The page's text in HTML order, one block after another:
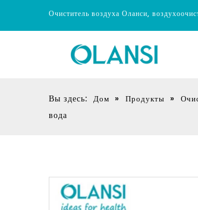
Очиститель воздуха Оланси,
Вы здесь: Дом » Продукты »
вода